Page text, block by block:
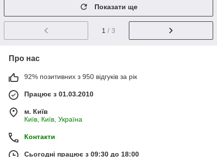
Показати ще
1 / 3
Про нас
92% позитивних з 950 відгуків за рік
Працює з 01.03.2010
м. Київ
Київ, Київ, Україна
Контакти
Сьогодні працює з 09:30 до 18:00